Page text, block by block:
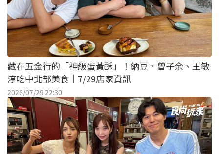
藏在五金行的「神級蛋黃酥」！納豆、曾子余、王敏
淳吃中北部美食｜7/29店家資訊
2026/07/29 22:30